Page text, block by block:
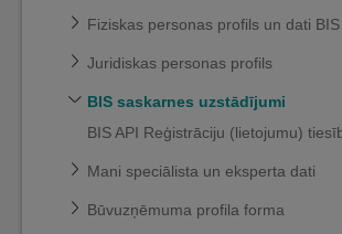
Fiziskas personas profils un dati
Juridiskas personas profils
BIS saskarnes uzstādījumi
BIS API Reģistrāciju (lietojumu)
Mani speciālista un eksperta dati
Būvuzņēmuma profila forma